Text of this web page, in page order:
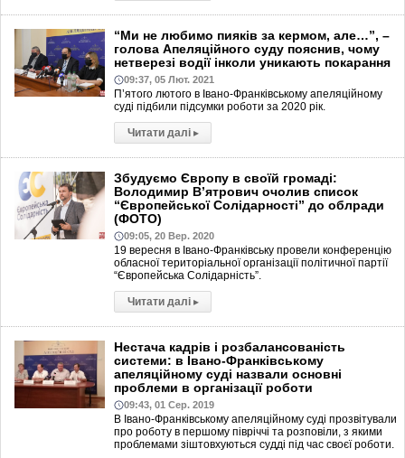
“Ми не любимо пияків за кермом, але…”, –
голова Апеляційного суду пояснив, чому
нетверезі водії інколи уникають покарання
09:37, 05 Лют. 2021
П’ятого лютого в Івано-Франківському апеляційному
суді підбили підсумки роботи за 2020 рік.
Читати далі ▸
Збудуємо Європу в своїй громаді:
Володимир В’ятрович очолив список
“Європейської Солідарності” до облради
(ФОТО)
09:05, 20 Вер. 2020
19 вересня в Івано-Франківську провели конференцію
обласної територіальної організації політичної партії
“Європейська Солідарність”.
Читати далі ▸
Нестача кадрів і розбалансованість
системи: в Івано-Франківському
апеляційному суді назвали основні
проблеми в організації роботи
09:43, 01 Сер. 2019
В Івано-Франківському апеляційному суді прозвітували
про роботу в першому півріччі та розповіли, з якими
проблемами зіштовхуються судді під час своєї роботи.